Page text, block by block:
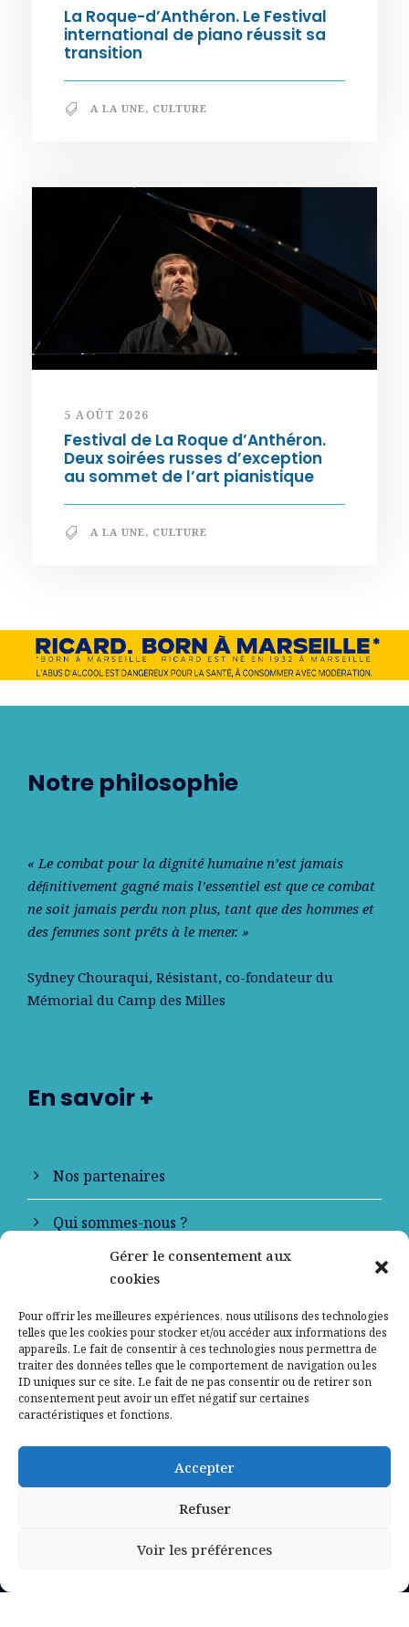
Gérer le consentement aux
cookies
Pour offrir les meilleures expériences, nous utilisons des technologies
telles que les cookies pour stocker et/ou accéder aux informations des
appareils. Le fait de consentir à ces technologies nous permettra de
traiter des données telles que le comportement de navigation ou les
ID uniques sur ce site. Le fait de ne pas consentir ou de retirer son
consentement peut avoir un effet négatif sur certaines
caractéristiques et fonctions.
Accepter
Refuser
Voir les préférences
La Roque-d’Anthéron. Le Festival
international de piano réussit sa
transition
A LA UNE, CULTURE
5 AOÛT 2026
Festival de La Roque d’Anthéron.
Deux soirées russes d’exception
au sommet de l’art pianistique
A LA UNE, CULTURE
Notre philosophie
« Le combat pour la dignité humaine n’est jamais
déﬁnitivement gagné mais l’essentiel est que ce combat
ne soit jamais perdu non plus, tant que des hommes et
des femmes sont prêts à le mener. »
Sydney Chouraqui, Résistant, co-fondateur du
Mémorial du Camp des Milles
En savoir +
Nos partenaires
Qui sommes-nous ?
Contactez-nous
Mentions légales
Politique de confidentialité